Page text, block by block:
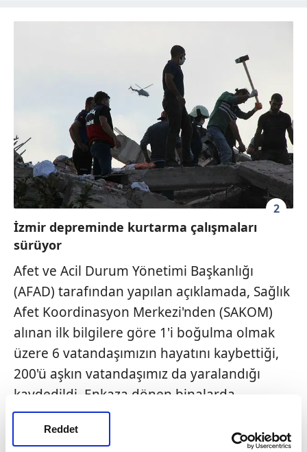
Reddet
2
İzmir depreminde kurtarma çalışmaları
sürüyor
Afet ve Acil Durum Yönetimi Başkanlığı
(AFAD) tarafından yapılan açıklamada, Sağlık
Afet Koordinasyon Merkezi'nden (SAKOM)
alınan ilk bilgilere göre 1'i boğulma olmak
üzere 6 vatandaşımızın hayatını kaybettiği,
200'ü aşkın vatandaşımız da yaralandığı
kaydedildi. Enkaza dönen binalarda
kurtarma çalışmaları sürerken çevre illerden
her türlü ihtiyacı karşılayacak malzemeleri